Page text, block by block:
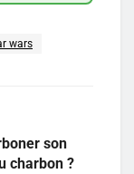
wars
son
charbon ?